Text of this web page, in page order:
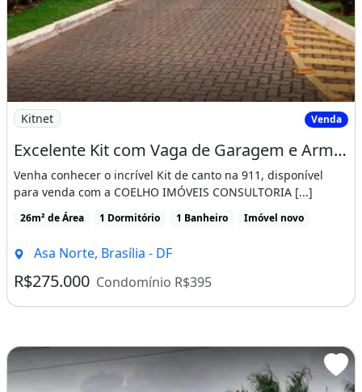
Imagem: Excelente Kit com Vaga de Garagem e Armários
Kitnet Venda
Excelente Kit com Vaga de Garagem e Armários Planejados no Garden Park Asa Norte
Venha conhecer o incrível Kit de canto na 911, disponível
para venda com a COELHO IMÓVEIS CONSULTORIA [...]
26m² de Área 1 Dormitório 1 Banheiro Imóvel novo
Asa Norte, Brasília - DF
R$275.000 Condomínio R$395